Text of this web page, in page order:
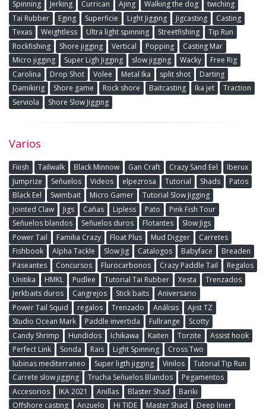
Spinning
Jerking Currican Ajing Walking the dog
twiching
Tai Rubber
Eging Superficie Light Jigging Jigcasting
Casting
Texas
Weightless Ultra light spinning Streetfishing
Tip Run
Rockfishing
Shore jigging Vertical Popping
Casting Mar
Micro jigging
Super Ligh Jigging slow jigging Wacky
Free Rig
Carolina
Drop Shot Volee Metal Ika split shot
Darting
Damikirig
Shore game Rock shore Baitcasting Ika jet
Traction
Serviola
Shore Slow Jigging
Varios
Fiiish Tailwalk Black Minnow Gan Craft Crazy Sand Eel
Iberux
Jumprize
Señuelos Videos elpezrosa Tutorial Shads
Patos
Black Eel
Swimbait Micro Gamer
Tutorial Slow Jigging
Jointed Claw
Jigs Cañas Lipless Pato
Pink Fish Tour
Señuelos blandos
Señuelos duros Flotantes
Slow Jigs
Power Tail
Familia Crazy Float Plus Mud Digger
Carretes
Fishbook
Alpha Tackle Slow Jig Catalogos Babyface
Breaden
Paseantes
Concursos Flurocarbonos Crazy Paddle Tail
Regalos
Unitika
HMKL Pudlee Tutorial Tai Rubber Xesta
Trenzados
Jerkbaits duros
Cangrejos Stick baits
Aniversario
Power Tail Squid
regalos Trenzado Análisis
Ajist TZ
Studio Ocean Mark
Paddle invertida Fullrange
Scotty
Candy Shrimp
Hundidos Ichikawa Kaiten Torzite
Assist hook
Perfect Link
Sonda Rais Light Spinning
Cross Two
lubinas mediterraneo
Super ligth jigging Vinilos
Tutorial Tip Run
Carrete slow jigging
Trucha Señuelos Blandos
Pegamentos
Accesorios
IKA 2021 Anillas Blaster Shad
Bariki
Offshore casting
Anzuelo Hi TIDE Master Shad
Deep liner